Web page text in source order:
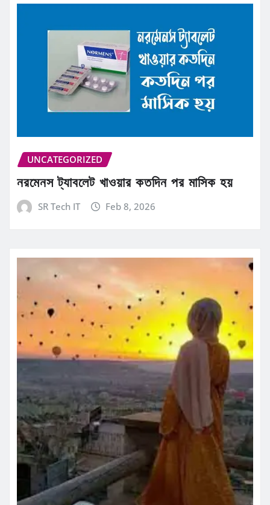
UNCATEGORIZED
নরমেনস ট্যাবলেট খাওয়ার কতদিন পর মাসিক হয়
SR Tech IT Feb 8, 2026